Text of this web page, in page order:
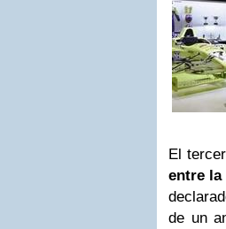
El
entre la
de un